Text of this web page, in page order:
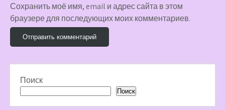
Сохранить моё имя, email и адрес сайта в этом
браузере для последующих моих комментариев.
Поиск
Поиск